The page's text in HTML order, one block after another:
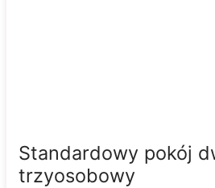
Standardowy pokój
trzyosobowy